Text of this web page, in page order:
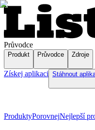
Průvodce
Produkt Průvodce Zdroje
Získej aplikaci Stáhnout
ProduktyPorovnejNejlepší